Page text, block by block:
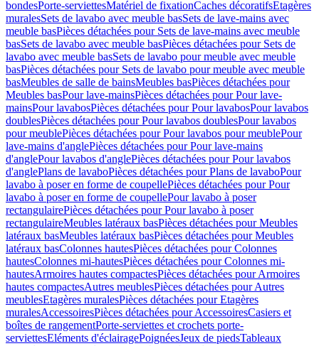
bondesPorte-serviettesMatériel de fixationCaches décoratifsEtagères
muralesSets de lavabo avec meuble basSets de lave-mains avec
meuble basPièces détachées pour Sets de lave-mains avec meuble
basSets de lavabo avec meuble basPièces détachées pour Sets de
lavabo avec meuble basSets de lavabo pour meuble avec meuble
basPièces détachées pour Sets de lavabo pour meuble avec meuble
basMeubles de salle de bainsMeubles basPièces détachées pour
Meubles basPour lave-mainsPièces détachées pour Pour lave-
mainsPour lavabosPièces détachées pour Pour lavabosPour lavabos
doublesPièces détachées pour Pour lavabos doublesPour lavabos
pour meublePièces détachées pour Pour lavabos pour meublePour
lave-mains d'anglePièces détachées pour Pour lave-mains
d'anglePour lavabos d'anglePièces détachées pour Pour lavabos
d'anglePlans de lavaboPièces détachées pour Plans de lavaboPour
lavabo à poser en forme de coupellePièces détachées pour Pour
lavabo à poser en forme de coupellePour lavabo à poser
rectangulairePièces détachées pour Pour lavabo à poser
rectangulaireMeubles latéraux basPièces détachées pour Meubles
latéraux basMeubles latéraux basPièces détachées pour Meubles
latéraux basColonnes hautesPièces détachées pour Colonnes
hautesColonnes mi-hautesPièces détachées pour Colonnes mi-
hautesArmoires hautes compactesPièces détachées pour Armoires
hautes compactesAutres meublesPièces détachées pour Autres
meublesEtagères muralesPièces détachées pour Etagères
muralesAccessoiresPièces détachées pour AccessoiresCasiers et
boîtes de rangementPorte-serviettes et crochets porte-
serviettesEléments d'éclairagePoignéesJeux de piedsTableaux